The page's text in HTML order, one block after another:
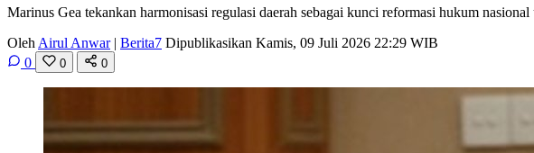
Marinus Gea tekankan harmonisasi regulasi daerah sebagai kunci reformasi hukum
Oleh Airul Anwar | Berita7 Dipublikasikan Kamis, 09 Juli 2026 22:29 WIB
0
0 0